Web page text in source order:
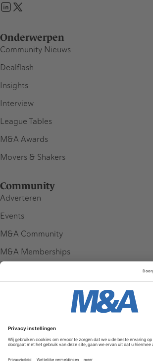
Onderwerpen
Community Nieuws
Dealflash
Insights
Interview
League Tables
M&A Awards
Movers & Shakers
Community
Adverteren
Events
M&A Community
M&A Memberships
Service & Contact
Contact